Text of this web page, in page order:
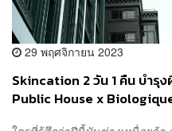
29 พฤศจิกายน 2023
Skincation 2 วัน 1 คืน บำรุ
Public House x